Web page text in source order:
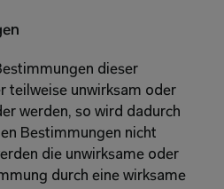
dieser
teilweise unwirksam oder
werden, so wird dadurch
Bestimmungen nicht
die unwirksame oder
durch eine wirksame